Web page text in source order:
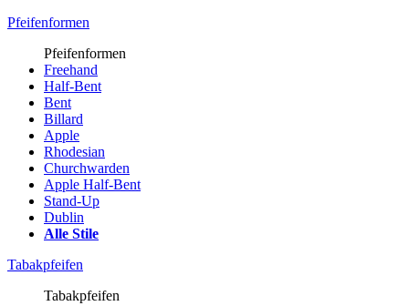
Pfeifenformen
Pfeifenformen
Freehand
Half-Bent
Bent
Billard
Apple
Rhodesian
Churchwarden
Apple Half-Bent
Stand-Up
Dublin
Alle Stile
Tabakpfeifen
Tabakpfeifen